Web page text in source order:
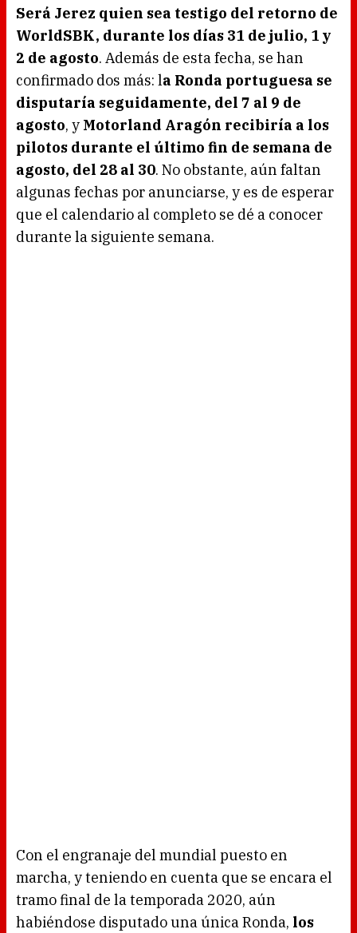
Será Jerez quien sea testigo del retorno de
WorldSBK, durante los días 31 de julio, 1 y
2 de agosto. Además de esta fecha, se han
confirmado dos más: la Ronda portuguesa se
disputaría seguidamente, del 7 al 9 de
agosto, y Motorland Aragón recibiría a los
pilotos durante el último fin de semana de
agosto, del 28 al 30. No obstante, aún faltan
algunas fechas por anunciarse, y es de esperar
que el calendario al completo se dé a conocer
durante la siguiente semana.
Con el engranaje del mundial puesto en
marcha, y teniendo en cuenta que se encara el
tramo final de la temporada 2020, aún
habiéndose disputado una única Ronda, los